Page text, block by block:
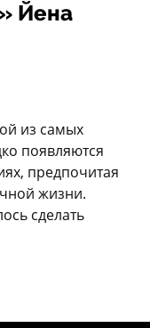
Йена
из самых
появляются
предпочитая
жизни.
сделать